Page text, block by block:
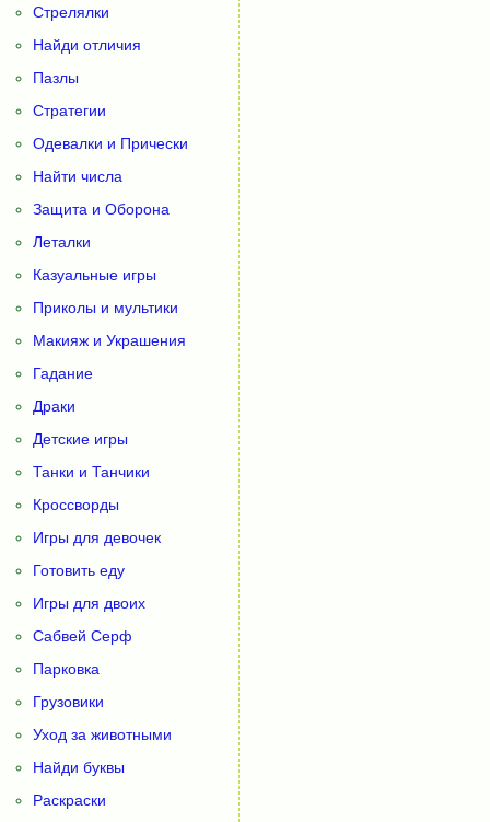
Стрелялки
Найди отличия
Пазлы
Стратегии
Одевалки и Прически
Найти числа
Защита и Оборона
Леталки
Казуальные игры
Приколы и мультики
Макияж и Украшения
Гадание
Драки
Детские игры
Танки и Танчики
Кроссворды
Игры для девочек
Готовить еду
Игры для двоих
Сабвей Серф
Парковка
Грузовики
Уход за животными
Найди буквы
Раскраски